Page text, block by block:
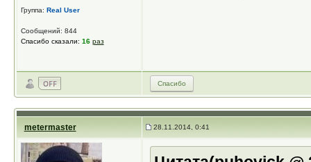
Группа: Real User
Сообщений: 844
Спасибо сказали: 16 раз
Спасибо
metermaster 28.11.2014, 0:41